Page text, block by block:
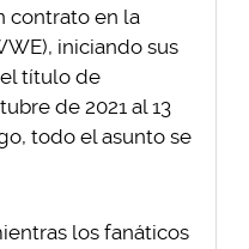
contrato en la
iniciando sus
título de
de 2021 al 13
todo el asunto se
los fanáticos